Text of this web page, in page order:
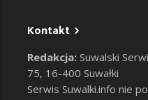
Kontakt
Redakcja: Suwalski
75, 16-400 Suwałki
Serwis Suwalki.info nie